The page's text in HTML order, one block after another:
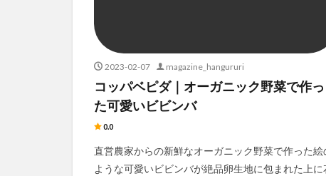
2023-02-07 magazine_hangururi
コッパベピダ｜オーガニック野菜で作っ
た可愛いビビンバ
0.0
直営農家からの新鮮なオーガニック野菜で作った絵
ような可愛いビビンバが絶品卵生地に包まれた上に